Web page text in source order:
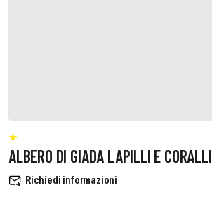
ALBERO DI GIADA LAPILLI E CORALLI
Richiedi informazioni